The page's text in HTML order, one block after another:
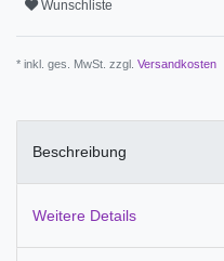
Wunschliste
* inkl. ges. MwSt. zzgl. Versandkosten
Beschreibung
Weitere Details